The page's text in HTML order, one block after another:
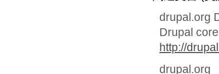
drupal.org
Drupal
http://
drupal.org